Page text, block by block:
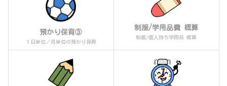
預かり保育③
１日単位／月単位の預かり保育
制服/学用品費 概算
制服/個人持ち学用品 概算